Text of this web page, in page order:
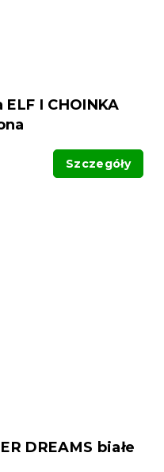
I CHOINKA
Szczegóły
DREAMS białe